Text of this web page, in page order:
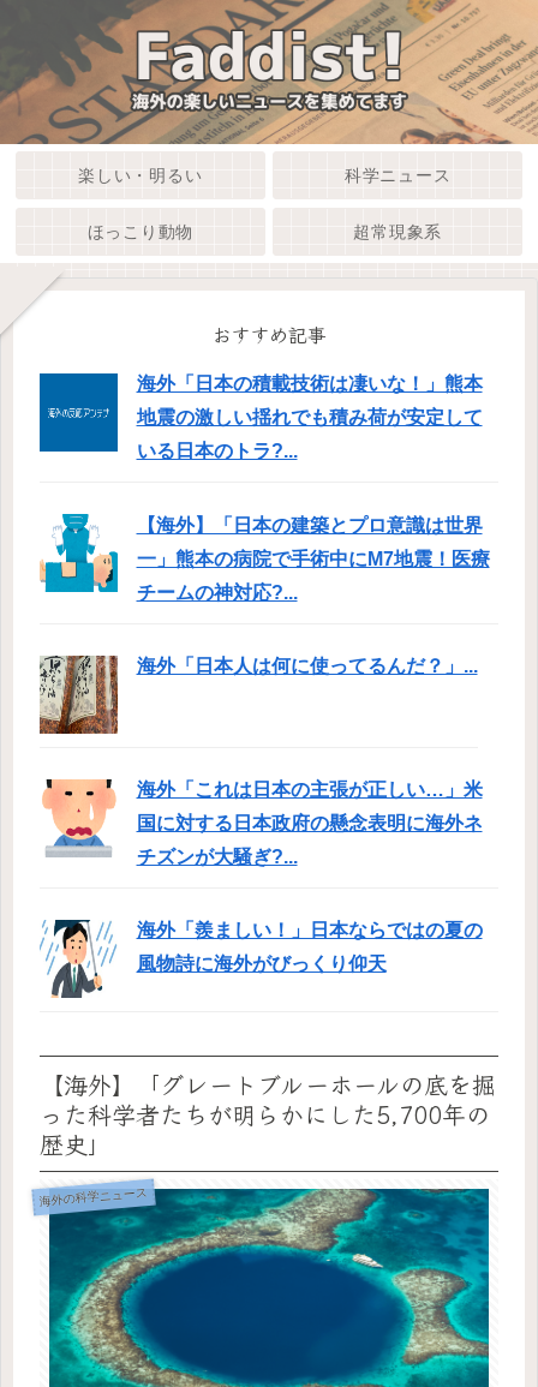
楽しい・明るい 科学ニュース
ほっこり動物 超常現象系
おすすめ記事
海外「日本の積載技術は凄いな！」熊本
地震の激しい揺れでも積み荷が安定して
いる日本のトラ?...
【海外】「日本の建築とプロ意識は世界
一」熊本の病院で手術中にM7地震！医療
チームの神対応?...
海外「日本人は何に使ってるんだ？」...
海外「これは日本の主張が正しい…」米
国に対する日本政府の懸念表明に海外ネ
チズンが大騒ぎ?...
海外「羨ましい！」日本ならではの夏の
風物詩に海外がびっくり仰天
【海外】「グレートブルーホールの底を掘
った科学者たちが明らかにした5,700年の
歴史」
海外の科学ニュース